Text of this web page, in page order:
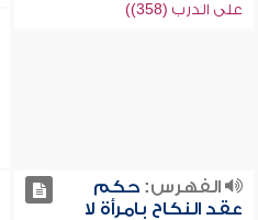
على الدرب (358))
الفهرس:حكم
عقد النكاح بامرأة لا